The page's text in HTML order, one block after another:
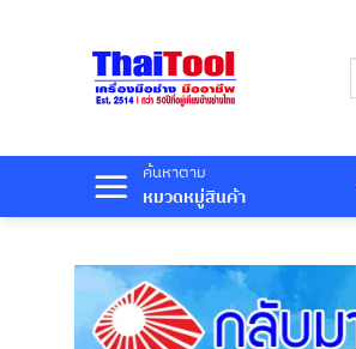
ค้นหาตาม
หมวดหมู่สินค้า